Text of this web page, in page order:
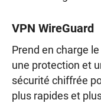
VPN WireGuard
Prend en charge
une protection et
sécurité chiffrée
plus rapides et